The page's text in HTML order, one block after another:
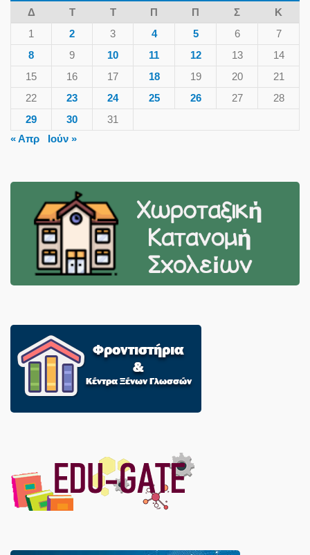
Δ
Τ Τ Π Π Σ
Κ
1
2 3 4 5 6
7
8
9 10 11 12 13
14
15
16 17 18 19 20
21
22
23 24 25 26 27
28
29
30
31
« Απρ
Ιούν »